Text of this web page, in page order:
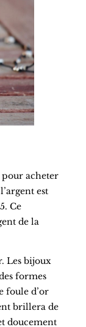
pour acheter
est
Ce
de la
Les bijoux
formes
foule d’or
brillera de
doucement